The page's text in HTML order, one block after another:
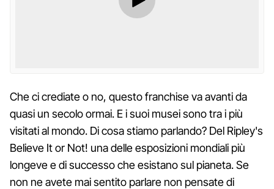
Che ci crediate o no, questo franchise va avanti da
quasi un secolo ormai. E i suoi musei sono tra i più
visitati al mondo. Di cosa stiamo parlando? Del Ripley's
Believe It or Not! una delle esposizioni mondiali più
longeve e di successo che esistano sul pianeta. Se
non ne avete mai sentito parlare non pensate di